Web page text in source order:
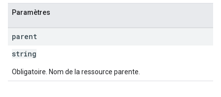
Paramètres
parent
string
Obligatoire. Nom de la ressource parente.